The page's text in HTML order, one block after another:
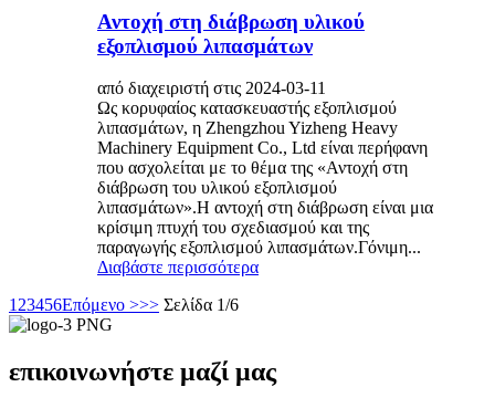
Αντοχή στη διάβρωση υλικού
εξοπλισμού λιπασμάτων
από διαχειριστή στις 2024-03-11
Ως κορυφαίος κατασκευαστής εξοπλισμού
λιπασμάτων, η Zhengzhou Yizheng Heavy
Machinery Equipment Co., Ltd είναι περήφανη
που ασχολείται με το θέμα της «Αντοχή στη
διάβρωση του υλικού εξοπλισμού
λιπασμάτων».Η αντοχή στη διάβρωση είναι μια
κρίσιμη πτυχή του σχεδιασμού και της
παραγωγής εξοπλισμού λιπασμάτων.Γόνιμη...
Διαβάστε περισσότερα
1 23456Επόμενο >>> Σελίδα 1/6
επικοινωνήστε μαζί μας